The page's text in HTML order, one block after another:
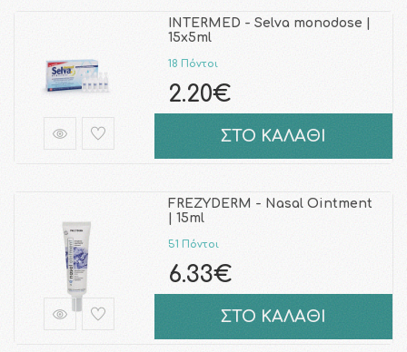
INTERMED - Selva monodose |
15x5ml
18 Πόντοι
2.20€
ΣΤΟ ΚΑΛΑΘΙ
FREZYDERM - Nasal Ointment
| 15ml
51 Πόντοι
6.33€
ΣΤΟ ΚΑΛΑΘΙ